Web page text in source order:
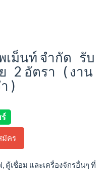
เม็นท์ จำกัด รับ
2 อัตรา ( งาน
)
มัคร
ตู้เชื่อม และเครื่องจักรอื่นๆ ที่